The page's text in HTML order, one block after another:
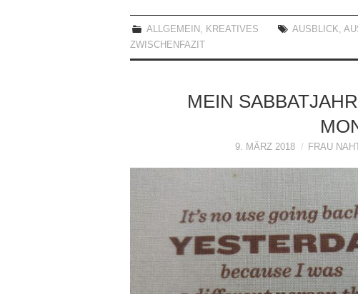
ALLGEMEIN , KREATIVES AUSBLICK,
ZWISCHENFAZIT
MEIN
9. MÄRZ 2018 FRAU